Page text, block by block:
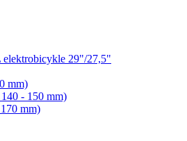
29"/27,5"
mm)
- 150 mm)
mm)